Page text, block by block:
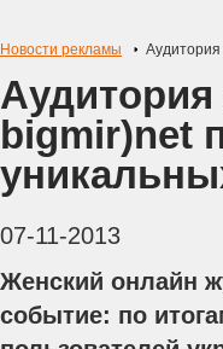
Новости рекламы Аудитория
Аудитория
bigmir)net
07-11-2013
Женский онлайн
событие: по